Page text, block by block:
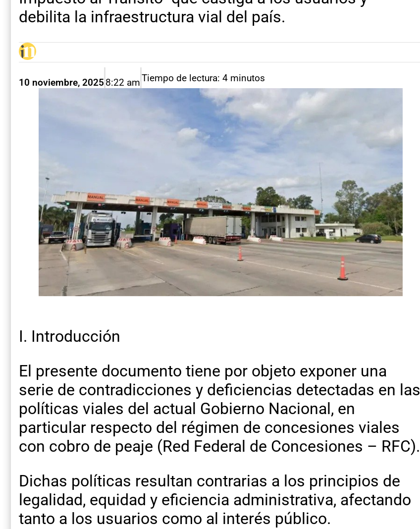
debilita la infraestructura vial del país.
10 noviembre, 2025 8:22 amTiempo de lectura: 4 minutos
I. Introducción
El presente documento tiene por objeto exponer una
serie de contradicciones y deficiencias detectadas en las
políticas viales del actual Gobierno Nacional, en
particular respecto del régimen de concesiones viales
con cobro de peaje (Red Federal de Concesiones – RFC).
Dichas políticas resultan contrarias a los principios de
legalidad, equidad y eficiencia administrativa, afectando
tanto a los usuarios como al interés público.